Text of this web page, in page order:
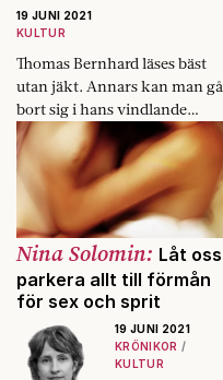
19 JUNI 2021
KULTUR
Thomas Bernhard läses bäst
utan jäkt. Annars kan man gå
bort sig i hans vindlande
prosa.
Nina Solomin: Låt oss
parkera allt till förmån
för sex och sprit
19 JUNI 2021
KRÖNIKOR
KULTUR